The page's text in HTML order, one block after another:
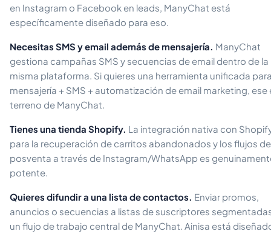
en Instagram o Facebook en leads, ManyChat está
específicamente diseñado para eso.
Necesitas SMS y email además de mensajería. ManyChat
gestiona campañas SMS y secuencias de email dentro de la
misma plataforma. Si quieres una herramienta unificada
mensajería + SMS + automatización de email marketing, ese
terreno de ManyChat.
Tienes una tienda Shopify. La integración nativa con
para la recuperación de carritos abandonados y los flujos de
posventa a través de Instagram/WhatsApp es
potente.
Quieres difundir a una lista de contactos. Enviar promos,
anuncios o secuencias a listas de suscriptores
un flujo de trabajo central de ManyChat. Ainisa está